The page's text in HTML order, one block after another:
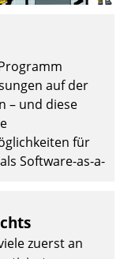
auf der
– und diese
für
Software-as-a-
zuerst an